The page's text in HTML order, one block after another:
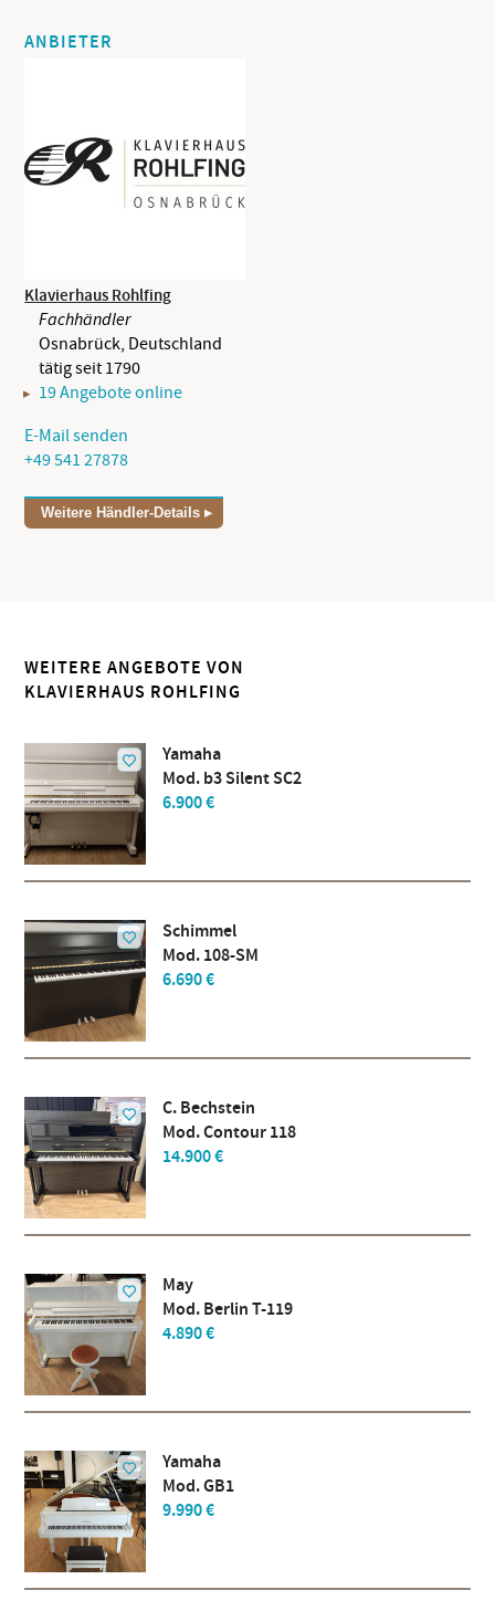
ANBIETER
Klavierhaus Rohlfing
Fachhändler
Osnabrück, Deutschland
tätig seit 1790
19 Angebote online
E-Mail senden
+49 541 27878
Weitere Händler-Details
WEITERE ANGEBOTE VON
KLAVIERHAUS ROHLFING
Yamaha
Mod. b3 Silent SC2
6.900 €
Schimmel
Mod. 108-SM
6.690 €
C. Bechstein
Mod. Contour 118
14.900 €
May
Mod. Berlin T-119
4.890 €
Yamaha
Mod. GB1
9.990 €